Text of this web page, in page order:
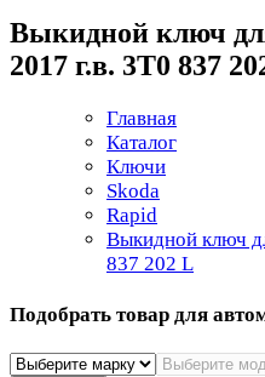
Выкидной ключ
2017 г.в. 3T0 837
Главная
Каталог
Ключи
Skoda
Rapid
Выкидной ключ
837 202 L
Подобрать товар для